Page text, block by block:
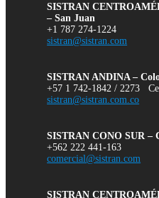
SISTRAN
– San Juan
+1 787 274-1224
sistran@sistran.com
SISTRAN ANDINA –
+57 1 742-1842 / 2273
sistran@sistran.com.co
SISTRAN CONO SUR –
+562 222 441-163
comercial@sistran.com
SISTRAN